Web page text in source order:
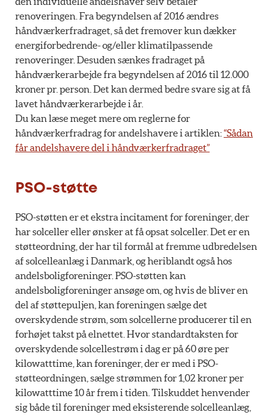
renoveringen. Fra begyndelsen af 2016 ændres
håndværkerfradraget, så det fremover kun dækker
energiforbedrende- og/eller klimatilpassende
renoveringer. Desuden sænkes fradraget på
håndværkerarbejde fra begyndelsen af 2016 til 12.000
kroner pr. person. Det kan dermed bedre svare sig at få
lavet håndværkerarbejde i år.
Du kan læse meget mere om reglerne for
håndværkerfradrag for andelshavere i artiklen:“Sådan
får andelshavere del i håndværkerfradraget”
PSO-støtte
PSO-støtten er et ekstra incitament for foreninger, der
har solceller eller ønsker at få opsat solceller. Det er en
støtteordning, der har til formål at fremme udbredelsen
af solcelleanlæg i Danmark, og heriblandt også hos
andelsboligforeninger. PSO-støtten kan
andelsboligforeninger ansøge om, og hvis de bliver en
del af støttepuljen, kan foreningen sælge det
overskydende strøm, som solcellerne producerer til en
forhøjet takst på elnettet. Hvor standardtaksten for
overskydende solcellestrøm i dag er på 60 øre per
kilowatttime, kan foreninger, der er med i PSO-
støtteordningen, sælge strømmen for 1,02 kroner per
kilowatttime 10 år frem i tiden. Tilskuddet henvender
sig både til foreninger med eksisterende solcelleanlæg,